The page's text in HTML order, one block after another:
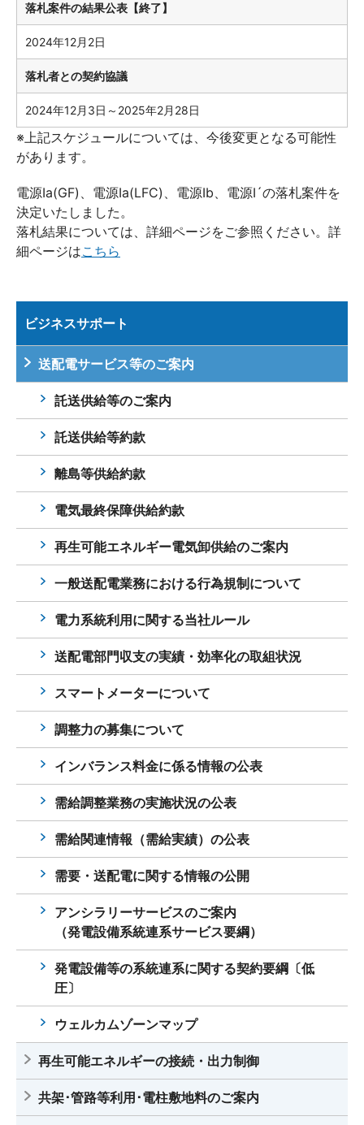
落札案件の結果公表【終了】
2024年12月2日
落札者との契約協議
2024年12月3日～2025年2月28日
※上記スケジュールについては、今後変更となる可能性
があります。
電源Ⅰa(GF)、電源Ⅰa(LFC)、電源Ⅰb、電源Ⅰ´の落札案件を
決定いたしました。
落札結果については、詳細ページをご参照ください。詳
細ページはこちら
ビジネスサポート
送配電サービス等のご案内
託送供給等のご案内
託送供給等約款
離島等供給約款
電気最終保障供給約款
再生可能エネルギー電気卸供給のご案内
一般送配電業務における行為規制について
電力系統利用に関する当社ルール
送配電部門収支の実績・効率化の取組状況
スマートメーターについて
調整力の募集について
インバランス料金に係る情報の公表
需給調整業務の実施状況の公表
需給関連情報（需給実績）の公表
需要・送配電に関する情報の公開
アンシラリーサービスのご案内
（発電設備系統連系サービス要綱）
発電設備等の系統連系に関する契約要綱〔低
圧〕
ウェルカムゾーンマップ
再生可能エネルギーの接続・出力制御
共架･管路等利用･電柱敷地料のご案内